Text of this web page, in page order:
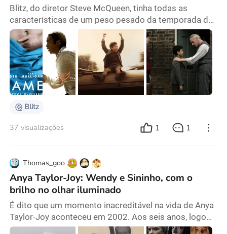
Blitz, do diretor Steve McQueen, tinha todas as
características de um peso pesado da temporada de
premiações: um diretor aclamado, um cenário
histórico emocionante e uma trama centrada na
resiliência durante a Blitz de Londres. Mas o que
deveria ter sido um golpe de mestre acabou se
tornando uma grande decepção. O filme acompanha
George (Elliott Heffernan), um garoto de 9 anos que é
Blitz
37 visualizações 1 1
Thomas_goo
Anya Taylor-Joy: Wendy e Sininho, com o
brilho no olhar iluminado
É dito que um momento inacreditável na vida de Anya
Taylor-Joy aconteceu em 2002. Aos seis anos, logo
após se mudar para o Reino Unido, sua primeira